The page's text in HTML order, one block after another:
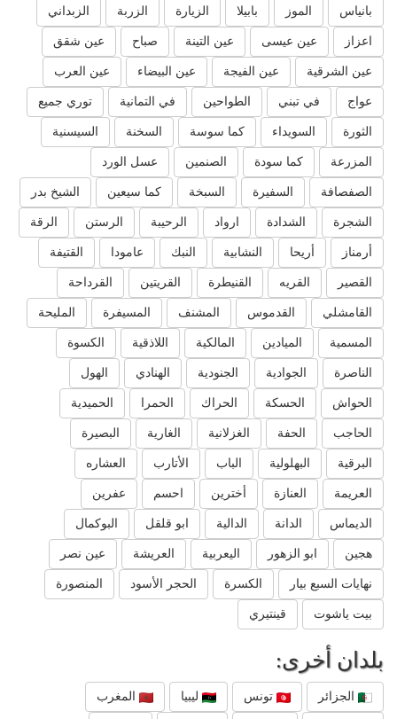
بانياس الموز بابيلا الزيارة الزربة الزبداني
اعزاز عين عيسى عين التينة صباح عين شقق
عين الشرقية عين الفيجة عين البيضاء عين العرب
عواج في تبني الطواحين في التمانية توري جميع
الثورة السويداء كما سوسة السخنة السيسنية
المزرعة كما سودة الصنمين عسل الورد
الصفصافة السفيرة السبخة كما سيعين الشيخ بدر
الشجرة الشدادة ارواد الرحيبة الرستن الرقة
أرمناز أريحا النشابية النبك عامودا القتيفة
القصير القريه القنيطرة القريتين القرداحة
القامشلي القدموس المشنف المسيفرة المليحة
المسمية الميادين المالكية اللاذقية الكسوة
الناصرة الجوادية الجنودية الهنادي الهول
الحواش الحسكة الحراك الحمرا الحميدية
الحاجب الحفة الغزلانية الغارية البصيرة
البرقية البهلولية الباب الأتارب العشاره
العريمة العنازة أخترين احسم عفرين
الديماس الدانة الدالية ابو قلقل البوكمال
هجين ابو الزهور اليعربية العريشة عين نصر
نهايات السبع بيار الكسرة الحجر الأسود المنصورة
بيت ياشوت قينتيري
بلدان أخرى:
الجزائر تونس ليبيا المغرب